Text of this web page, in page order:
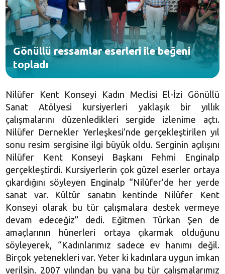
Gönüllü ressamlar eserleri ile beğeni
topladı
Nilüfer Kent Konseyi Kadın Meclisi El-İzi Gönüllü
Sanat Atölyesi kursiyerleri yaklaşık bir yıllık
çalışmalarını düzenledikleri sergide izlenime açtı.
Nilüfer Dernekler Yerleşkesi’nde gerçekleştirilen yıl
sonu resim sergisine ilgi büyük oldu. Serginin açılışını
Nilüfer Kent Konseyi Başkanı Fehmi Enginalp
gerçekleştirdi. Kursiyerlerin çok güzel eserler ortaya
çıkardığını söyleyen Enginalp “Nilüfer’de her yerde
sanat var. Kültür sanatın kentinde Nilüfer Kent
Konseyi olarak bu tür çalışmalara destek vermeye
devam edeceğiz” dedi. Eğitmen Türkan Şen de
amaçlarının hünerleri ortaya çıkarmak olduğunu
söyleyerek, “Kadınlarımız sadece ev hanımı değil.
Birçok yetenekleri var. Yeter ki kadınlara uygun imkan
verilsin. 2007 yılından bu yana bu tür çalışmalarımız